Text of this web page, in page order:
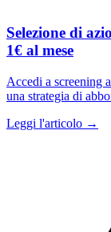
Selezione di
1€ al mese
Accedi a screening
una strategia di
Leggi l'articolo →